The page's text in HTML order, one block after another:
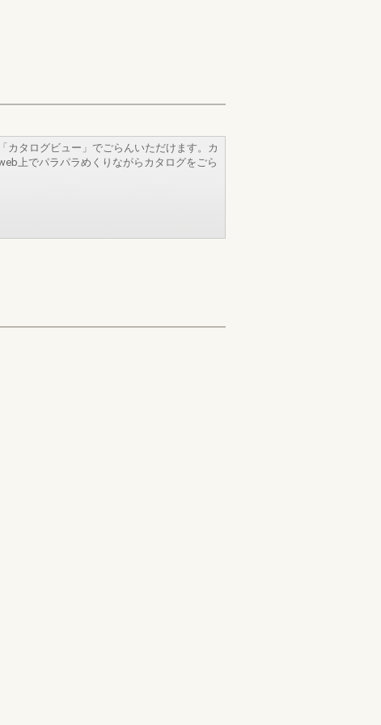
カタログビュー」でごらんいただけます。カ
上でパラパラめくりながらカタログをごら